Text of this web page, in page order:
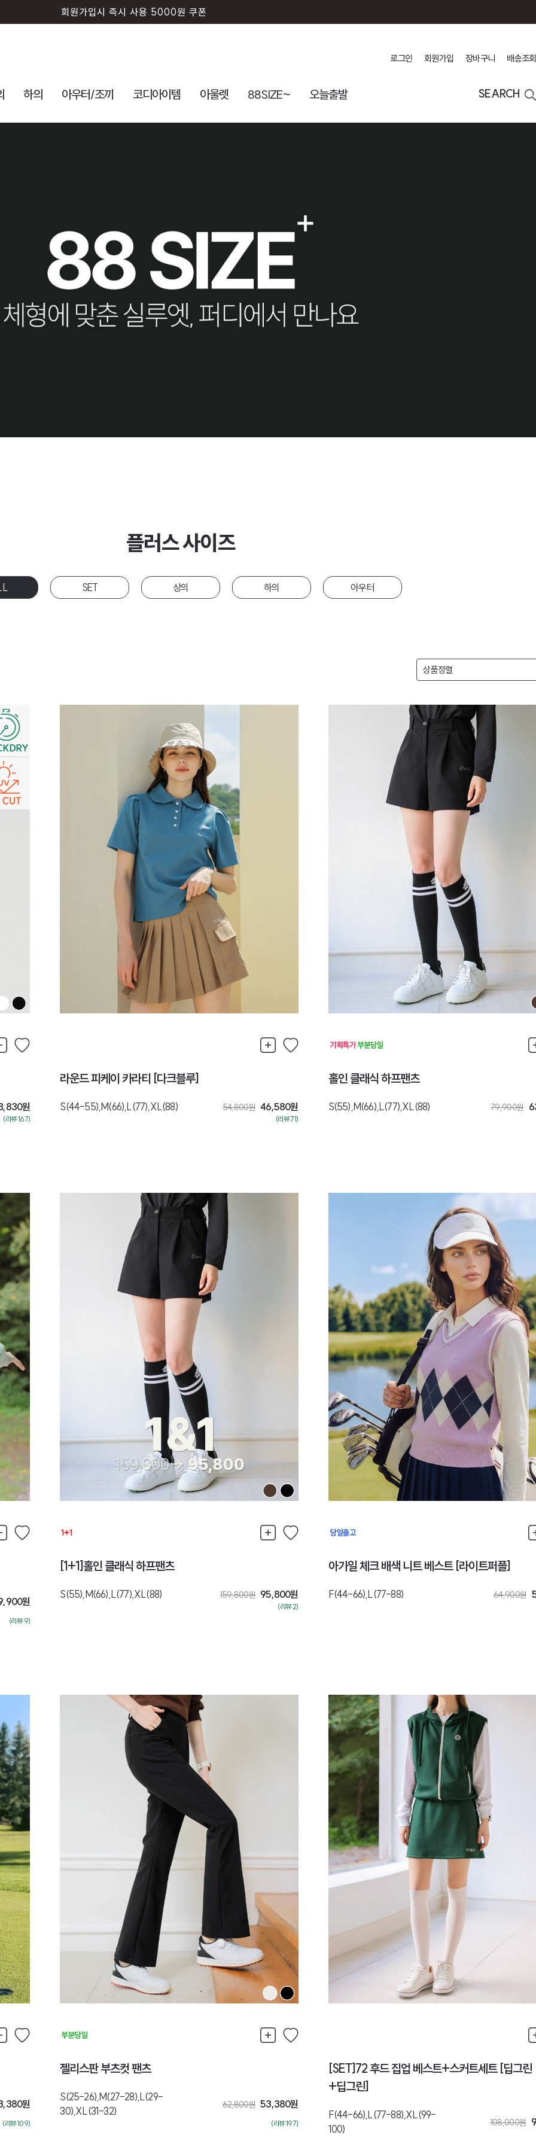
퍼디 앱 설치시 10% 할인 쿠폰
로그인 회원가입 장바구니 배송조회
하의 아우터/조끼 코디아이템 아울렛 88SIZE~ 오늘출발 SEARCH
플러스 사이즈
SET 상의 하의 아우터
상품정렬
원
(리뷰:167)
라운드 피케이 카라티 [다크블루]
S(44-55),M(66),L(77),XL(88) 54,800원 46,580원
(리뷰:71)
홀인 클래식 하프팬츠
S(55),M(66),L(77),XL(88) 79,900원
원
(리뷰:9)
[1+1]홀인 클래식 하프팬츠
S(55),M(66),L(77),XL(88) 159,800원 95,800원
(리뷰:2)
아가일 체크 배색 니트 베스트 [라이트퍼플]
F(44-66),L(77-88) 64,900원
원
(리뷰:109)
젤리스판 부츠컷 팬츠
S(25-26),M(27-28),L(29-
30),XL(31-32)
62,800원 53,380원
(리뷰:197)
[SET]72 후드 집업 베스트+스커트세트 [딥그린
+딥그린]
F(44-66),L(77-88),XL(99-
100)
108,000원